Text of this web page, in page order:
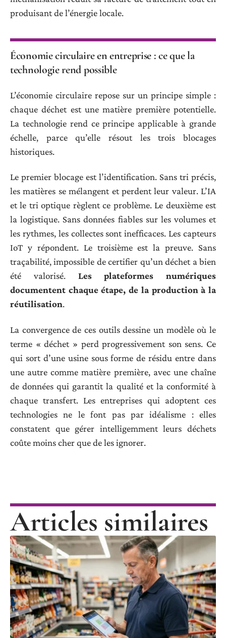
produisant de l’énergie locale.
Économie circulaire en entreprise : ce que la
technologie rend possible
L’économie circulaire repose sur un principe simple :
chaque déchet est une matière première potentielle.
La technologie rend ce principe applicable à grande
échelle, parce qu’elle résout les trois blocages
historiques.
Le premier blocage est l’identification. Sans tri précis,
les matières se mélangent et perdent leur valeur. L’IA
et le tri optique règlent ce problème. Le deuxième est
la logistique. Sans données fiables sur les volumes et
les rythmes, les collectes sont inefficaces. Les capteurs
IoT y répondent. Le troisième est la preuve. Sans
traçabilité, impossible de certifier qu’un déchet a bien
été valorisé. Les plateformes numériques
documentent chaque étape, de la production à la
réutilisation.
La convergence de ces outils dessine un modèle où le
terme « déchet » perd progressivement son sens. Ce
qui sort d’une usine sous forme de résidu entre dans
une autre comme matière première, avec une chaîne
de données qui garantit la qualité et la conformité à
chaque transfert. Les entreprises qui adoptent ces
technologies ne le font pas par idéalisme : elles
constatent que gérer intelligemment leurs déchets
coûte moins cher que de les ignorer.
Articles similaires